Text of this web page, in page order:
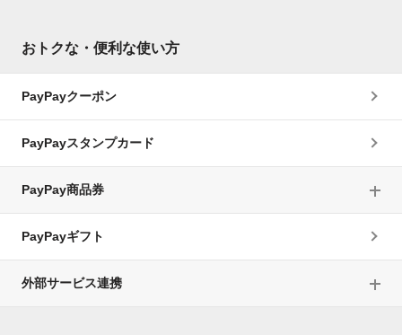
おトクな・便利な使い方
PayPayクーポン
PayPayスタンプカード
PayPay商品券
PayPayギフト
外部サービス連携